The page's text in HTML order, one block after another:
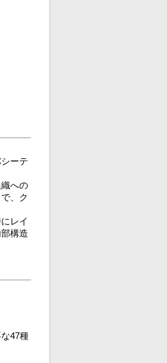
ーテ
への
、ク
レイ
構造
47種